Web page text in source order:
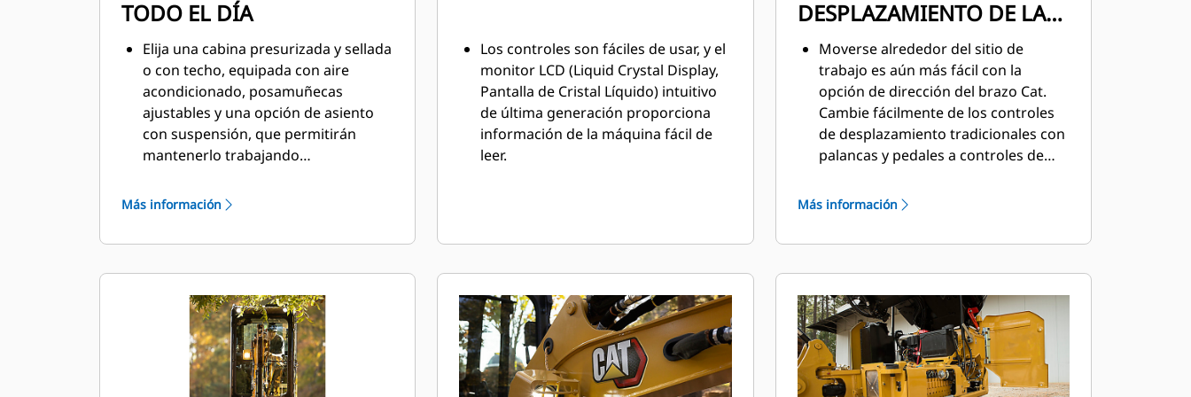
TODO EL DÍA
Elija una cabina presurizada y sellada
o con techo, equipada con aire
acondicionado, posamuñecas
ajustables y una opción de asiento
con suspensión, que permitirán
mantenerlo trabajando
Más información
Los controles son fáciles de usar, y el
monitor LCD (Liquid Crystal Display,
Pantalla de Cristal Líquido) intuitivo
de última generación proporciona
información de la máquina fácil de
leer.
DESPLAZAMIENTO DE LA
DIRECCIÓN DEL BRAZO
Moverse alrededor del sitio de
trabajo es aún más fácil con la
opción de dirección del brazo Cat.
Cambie fácilmente de los controles
de desplazamiento tradicionales con
palancas y pedales a controles de
un botón. El beneficio de menos
alcance de las manos.
Más información